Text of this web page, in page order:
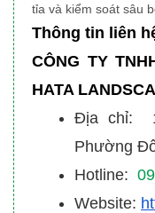
tỉa và kiểm soát sâu
Thông tin liên
CÔNG TY
HATA
Địa chỉ:
Phường
Hotline:
Website: